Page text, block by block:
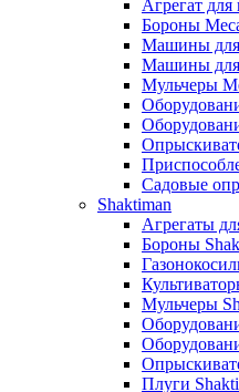
Агрегат
Бороны
Машины для
Машины для
Мульчеры
Садовые
Shaktiman
Агрегаты
Бороны
Мульчеры
Плуги